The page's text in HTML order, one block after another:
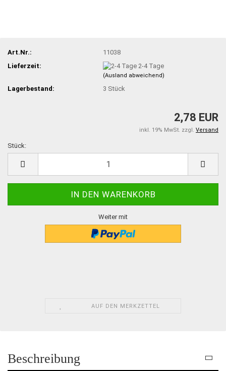
Art.Nr.:
11038
Lieferzeit:
2-4 Tage
(Ausland abweichend)
Lagerbestand: 3 Stück
2,78 EUR
inkl. 19% MwSt. zzgl. Versand
Stück:
Weiter mit
AUF DEN MERKZETTEL
Beschreibung